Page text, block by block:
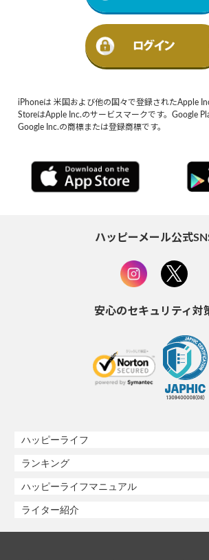
iPhoneは 米国および他の国々で登録されたApple
StoreはApple Inc.のサービスマークです。Google
Google Inc.の商標または登録商標です。
ハッピーメール公式
安心のセキュリティ対
ハッピーライフ
ランキング
ハッピーライフマニュアル
ライター紹介